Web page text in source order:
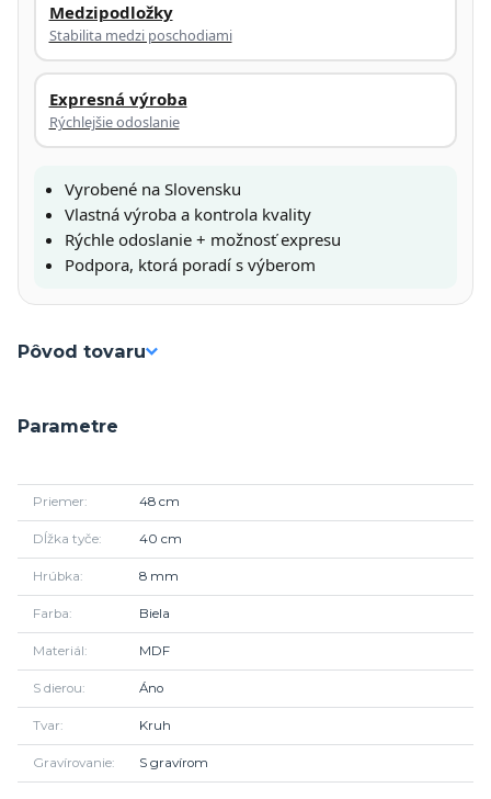
Medzipodložky
Stabilita medzi poschodiami
Expresná výroba
Rýchlejšie odoslanie
Vyrobené na Slovensku
Vlastná výroba a kontrola kvality
Rýchle odoslanie + možnosť expresu
Podpora, ktorá poradí s výberom
Pôvod tovaru
Parametre
Priemer 48 cm
Dĺžka tyče 40 cm
Hrúbka 8 mm
Farba Biela
Materiál MDF
S dierou Áno
Tvar Kruh
Gravírovanie S gravírom